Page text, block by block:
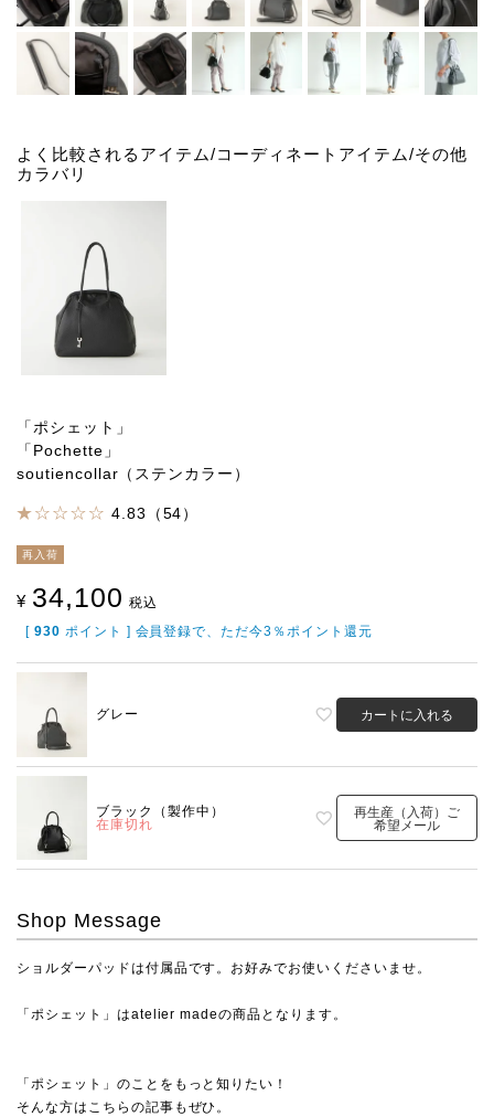
よく比較されるアイテム/コーディネートアイテム/その他
カラバリ
「ポシェット」
「Pochette」
soutiencollar（ステンカラー）
4.83（54）
再入荷
¥ 34,100 税込
[ 930 ポイント ] 会員登録で、ただ今3％ポイント還元
グレー カートに入れる
ブラック（製作中）
在庫切れ
再生産（入荷）ご
希望メール
Shop Message
ショルダーパッドは付属品です。お好みでお使いくださいませ。
「ポシェット」はatelier madeの商品となります。
「ポシェット」のことをもっと知りたい！
そんな方はこちらの記事もぜひ。